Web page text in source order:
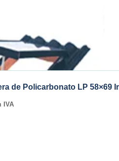
de Policarbonato LP 58×69
IVA